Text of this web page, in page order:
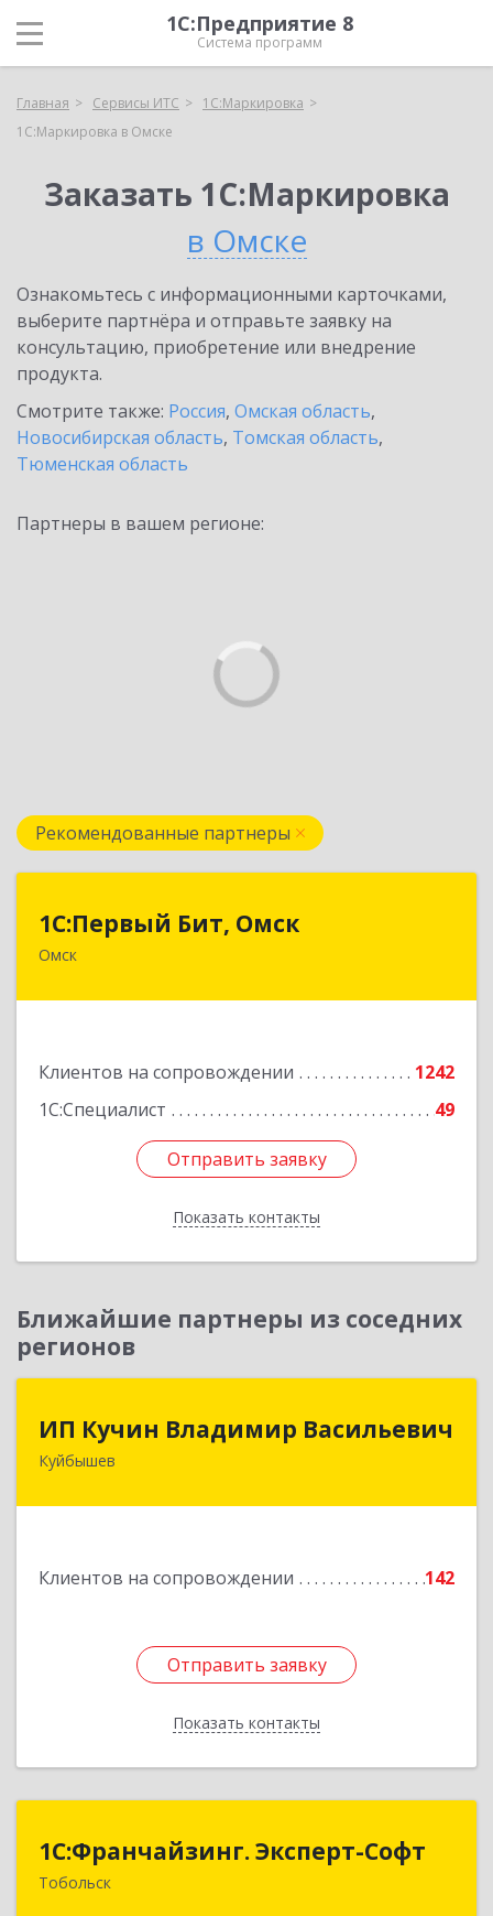
1С:Предприятие 8
Система программ
Главная Сервисы ИТС
1С:Маркировка
1С:Маркировка в Омске
Заказать 1С:Маркировка
в Омске
Ознакомьтесь с информационными карточками,
выберите партнёра и отправьте заявку на
консультацию, приобретение или внедрение
продукта.
Смотрите также: Россия, Омская область,
Новосибирская область, Томская область,
Тюменская область
Партнеры в вашем регионе:
Рекомендованные партнеры
1С:Первый Бит, Омск
Омск
Клиентов на сопровождении
1242
1С:Специалист
49
Отправить заявку
Показать контакты
644099, Омская обл, Омск г, Гагарина ул, дом №
Отправить заявку
Назад
Ближайшие партнеры из соседних
регионов
ИП Кучин Владимир Васильевич
Куйбышев
Клиентов на сопровождении 142
Отправить заявку
Показать контакты
632387, Новосибирская обл, Куйбышев г,
Отправить заявку
Назад
1С:Франчайзинг. Эксперт-Софт
Тобольск
1С:Франчайзинг. Эксперт-Софт
626150, Тюменская обл, Тобольск г, 7-й мкр,